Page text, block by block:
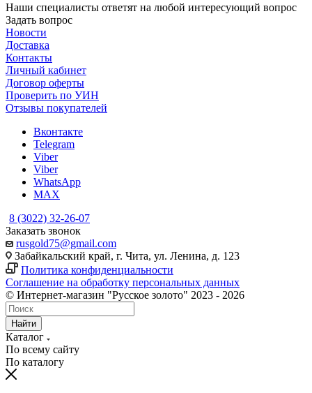
Наши специалисты ответят на любой интересующий вопрос
Задать вопрос
Новости
Доставка
Контакты
Личный кабинет
Договор оферты
Проверить по УИН
Отзывы покупателей
Вконтакте
Telegram
Viber
Viber
WhatsApp
MAX
8 (3022) 32-26-07
Заказать звонок
rusgold75@gmail.com
Забайкальский край, г. Чита, ул. Ленина, д. 123
Политика конфиденциальности
Соглашение на обработку персональных данных
© Интернет-магазин "Русское золото" 2023 - 2026
Найти
Каталог
По всему сайту
По каталогу